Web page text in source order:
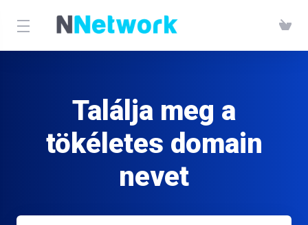
Találja meg a
tökéletes domain
nevet